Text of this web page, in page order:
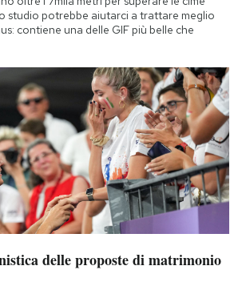
studio potrebbe aiutarci a trattare meglio
contiene una delle GIF più belle che
delle proposte di matrimonio